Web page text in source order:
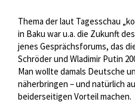
Thema der laut Tagesschau
in Baku war u.a. die Zukunft
jenes Gesprächsforums, das
Schröder und Wladimir Putin
Man wollte damals Deutsche
näherbringen – und natürlich
beiderseitigen Vorteil machen.